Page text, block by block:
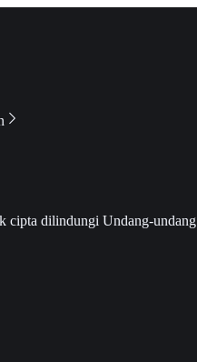
cipta dilindungi Undang-undang